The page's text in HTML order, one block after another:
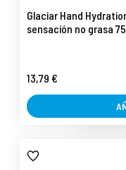
Glaciar Hand
sensación no grasa
13,79 €